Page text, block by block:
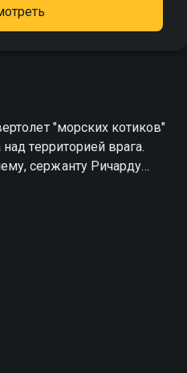
"морских котиков"
территорией врага.
сержанту Ричарду
- выжить не только